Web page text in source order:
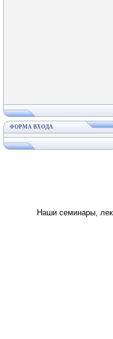
ФОРМА ВХОДА
Наши семинары,